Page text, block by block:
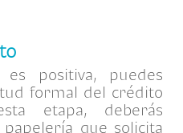
positiva, puedes
formal del crédito
etapa, deberás
que solicita